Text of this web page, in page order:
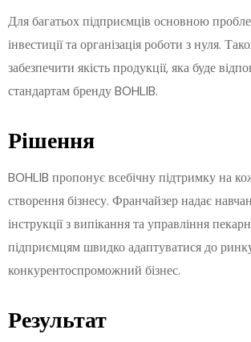
Для багатьох підприємців основною
інвестиції та організація роботи з нуля.
забезпечити якість продукції, яка буде
стандартам бренду BOHLIB.
Рішення
BOHLIB пропонує всебічну підтримку на
створення бізнесу. Франчайзер надає
інструкції з випікання та управління
підприємцям швидко адаптуватися до
конкурентоспроможний бізнес.
Результат